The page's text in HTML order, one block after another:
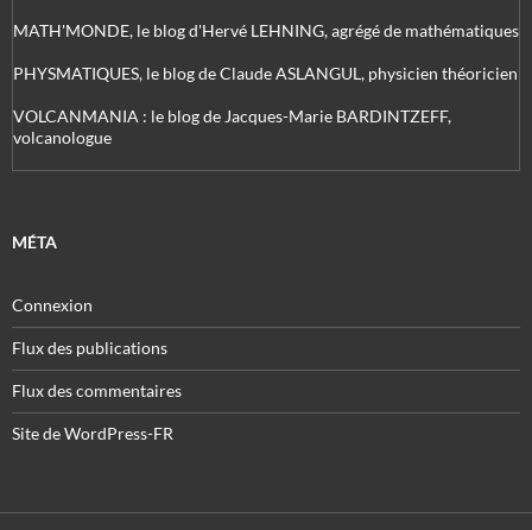
MATH'MONDE, le blog d'Hervé LEHNING, agrégé de mathématiques
PHYSMATIQUES, le blog de Claude ASLANGUL, physicien théoricien
VOLCANMANIA : le blog de Jacques-Marie BARDINTZEFF,
volcanologue
MÉTA
Connexion
Flux des publications
Flux des commentaires
Site de WordPress-FR